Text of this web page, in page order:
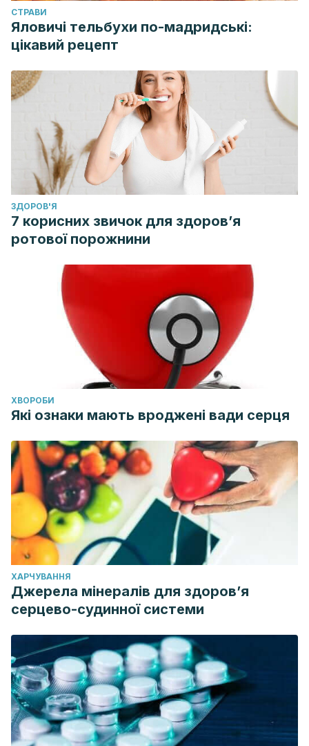
CТРАВИ
Яловичі тельбухи по-мадридські:
цікавий рецепт
ЗДОРОВ'Я
7 корисних звичок для здоров’я
ротової порожнини
ХВОРОБИ
Які ознаки мають вроджені вади серця
ХАРЧУВАННЯ
Джерела мінералів для здоров’я
серцево-судинної системи